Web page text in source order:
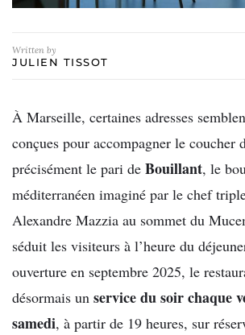
Written by
JULIEN TISSOT
À Marseille, certaines adresses
conçues pour accompagner le coucher
précisément le pari de Bouillant, le
méditerranéen imaginé par le chef
Alexandre Mazzia au sommet du
séduit les visiteurs à l’heure du
ouverture en septembre 2025, le
désormais un service du soir chaque
samedi, à partir de 19 heures, sur